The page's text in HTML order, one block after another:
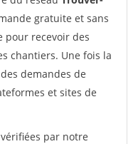
gratuite et sans
pour recevoir des
chantiers. Une fois la
demandes de
et sites de
par notre